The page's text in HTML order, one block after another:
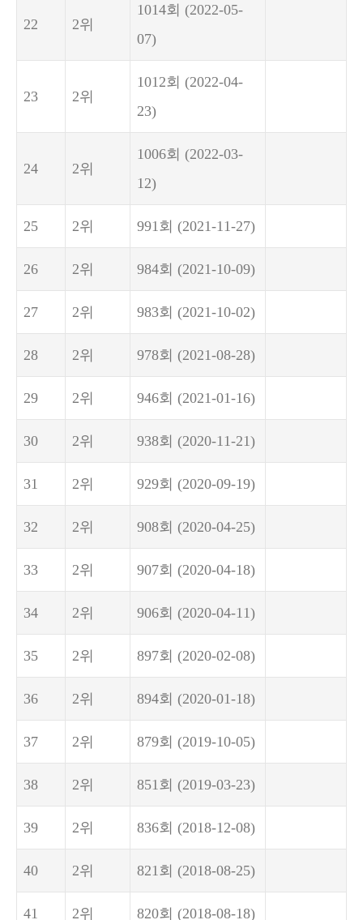
22 2위
1014회 (2022-05-
07)
23 2위
1012회 (2022-04-
23)
24 2위
1006회 (2022-03-
12)
25 2위 991회 (2021-11-27)
26 2위 984회 (2021-10-09)
27 2위 983회 (2021-10-02)
28 2위 978회 (2021-08-28)
29 2위 946회 (2021-01-16)
30 2위 938회 (2020-11-21)
31 2위 929회 (2020-09-19)
32 2위 908회 (2020-04-25)
33 2위 907회 (2020-04-18)
34 2위 906회 (2020-04-11)
35 2위 897회 (2020-02-08)
36 2위 894회 (2020-01-18)
37 2위 879회 (2019-10-05)
38 2위 851회 (2019-03-23)
39 2위 836회 (2018-12-08)
40 2위 821회 (2018-08-25)
41 2위 820회 (2018-08-18)